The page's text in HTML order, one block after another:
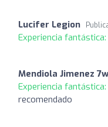
Lucifer Legion
Experiencia fantástica:
Mendiola Jimenez
Experiencia fantástica:
recomendado